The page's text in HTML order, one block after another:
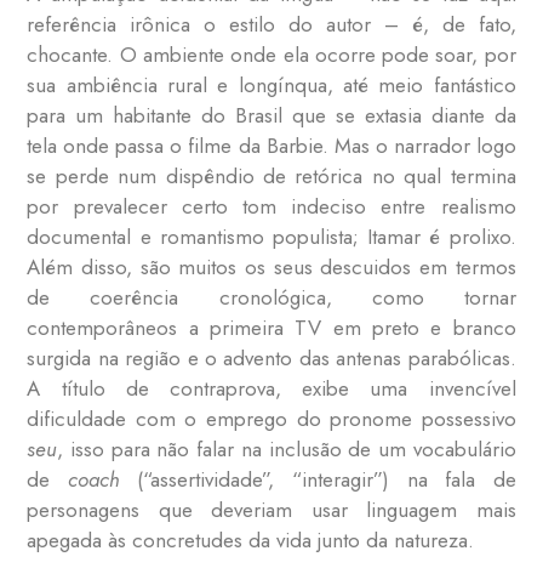
referência irônica o estilo do autor – é, de fato,
chocante. O ambiente onde ela ocorre pode soar, por
sua ambiência rural e longínqua, até meio fantástico
para um habitante do Brasil que se extasia diante da
tela onde passa o filme da Barbie. Mas o narrador logo
se perde num dispêndio de retórica no qual termina
por prevalecer certo tom indeciso entre realismo
documental e romantismo populista; Itamar é prolixo.
Além disso, são muitos os seus descuidos em termos
de coerência cronológica, como tornar
contemporâneos a primeira TV em preto e branco
surgida na região e o advento das antenas parabólicas.
A título de contraprova, exibe uma invencível
dificuldade com o emprego do pronome possessivo
seu, isso para não falar na inclusão de um vocabulário
de coach (“assertividade”, “interagir”) na fala de
personagens que deveriam usar linguagem mais
apegada às concretudes da vida junto da natureza.